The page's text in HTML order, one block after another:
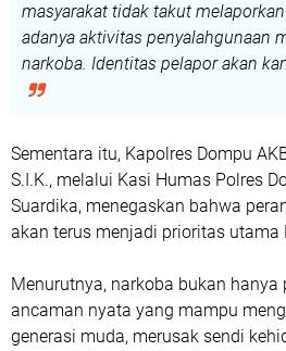
masyarakat tidak takut
adanya aktivitas penyalahgunaan
narkoba. Identitas pelapor akan
Sementara itu, Kapolres Dompu
S.I.K., melalui Kasi Humas Polres
Suardika, menegaskan bahwa
akan terus menjadi prioritas utama
Menurutnya, narkoba bukan hanya
ancaman nyata yang mampu
generasi muda, merusak sendi